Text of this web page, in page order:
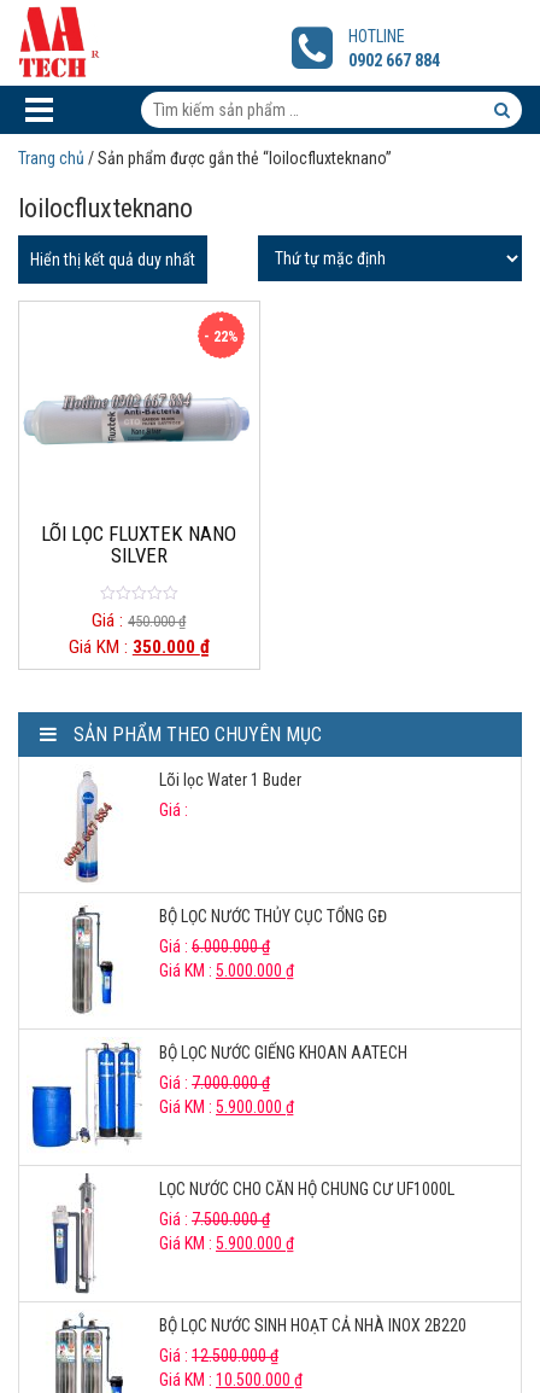
LÕI
LỌC
FLUXTEK
NANO
SILVER
HOTLINE
0902 667 884
Tìm
phẩm:
phẩm
Trang chủ / Sản phẩm được gắn thẻ “loilocfluxteknano”
loilocfluxteknano
Hiển thị kết quả duy nhất
- 22%
LÕI LỌC FLUXTEK NANO
SILVER
0
o
u
t
o
Giá :450.000₫
Giá KM : 350.000 ₫
SẢN PHẨM THEO CHUYÊN MỤC
Lõi lọc Water 1 Buder
Giá :
BỘ LỌC NƯỚC THỦY CỤC TỔNG GĐ
Giá : 6.000.000₫
Giá KM : 5.000.000 ₫
BỘ LỌC NƯỚC GIẾNG KHOAN AATECH
Giá : 7.000.000₫
Giá KM : 5.900.000 ₫
LỌC NƯỚC CHO CĂN HỘ CHUNG CƯ UF1000L
Giá : 7.500.000₫
Giá KM : 5.900.000 ₫
BỘ LỌC NƯỚC SINH HOẠT CẢ NHÀ INOX 2B220
Giá : 12.500.000₫
Giá KM : 10.500.000 ₫